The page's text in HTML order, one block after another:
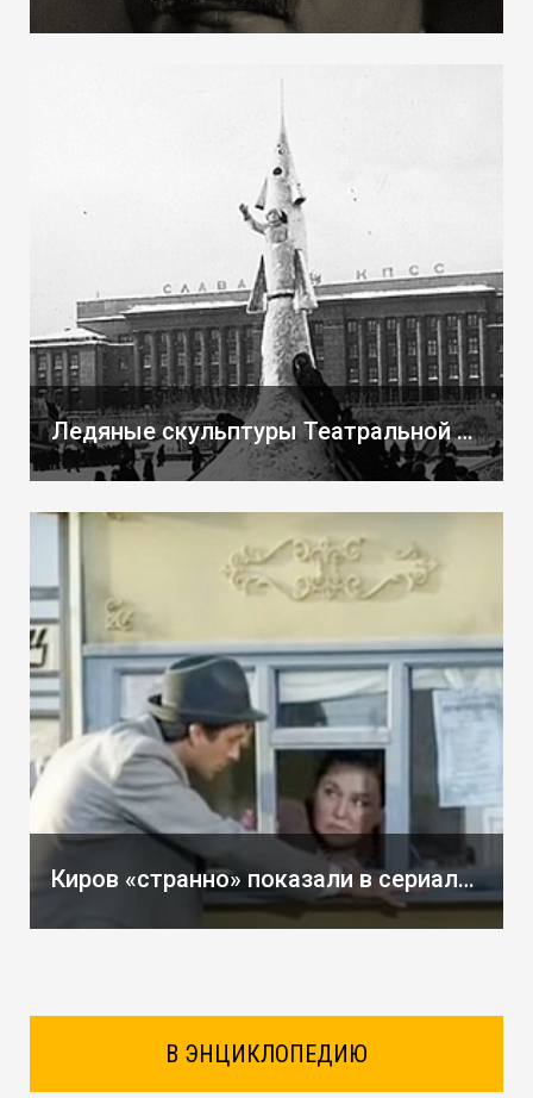
Ледяные скульптуры Театральной площади в 60-е гг. XX в.
Киров «странно» показали в сериале «Экспроприатор»
В ЭНЦИКЛОПЕДИЮ